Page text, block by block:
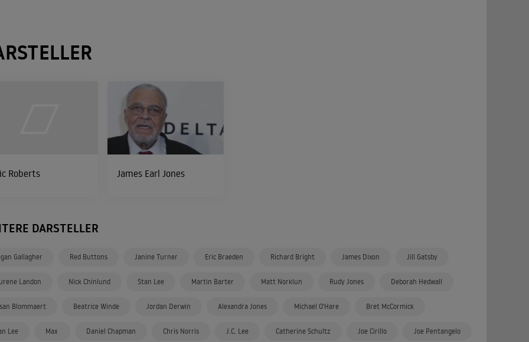
Roberts James Earl Jones
DARSTELLER
Gallagher Red Buttons Janine Turner Eric Braeden Richard Bright James Dixon Jill Gatsby
Landon Nick Chinlund Stan Lee Martin Barter Matt Norklun Rudy Jones Deborah Hedwall
Blommaert Beatrice Winde Jordan Derwin Alexandra Jones Michael O'Hare Bret McCormick
Lee Max Daniel Chapman Chris Norris J.C. Lee Catherine Schultz Joe Cirillo Joe Pentangelo